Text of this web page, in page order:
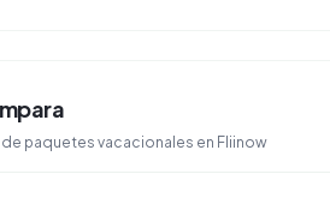
paquetes vacacionales en Fliinow